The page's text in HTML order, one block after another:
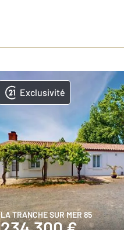
Exclusivité
LA TRANCHE SUR MER 85